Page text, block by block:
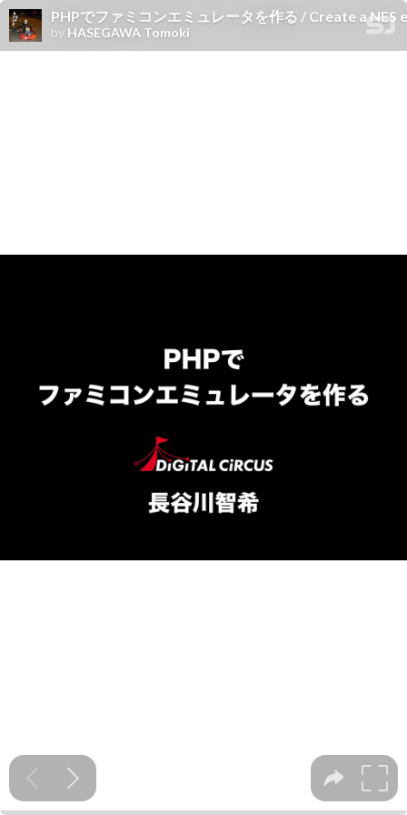
PHPでファミコンエミュレータを作る / Create a
by HASEGAWA Tomoki